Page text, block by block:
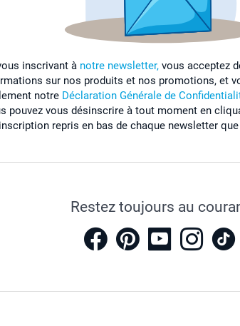
inscrivant à notre newsletter, vous acceptez
sur nos produits et nos promotions, et
notre Déclaration Générale de
pouvez vous désinscrire à tout moment en
repris en bas de chaque newsletter
Restez toujours au